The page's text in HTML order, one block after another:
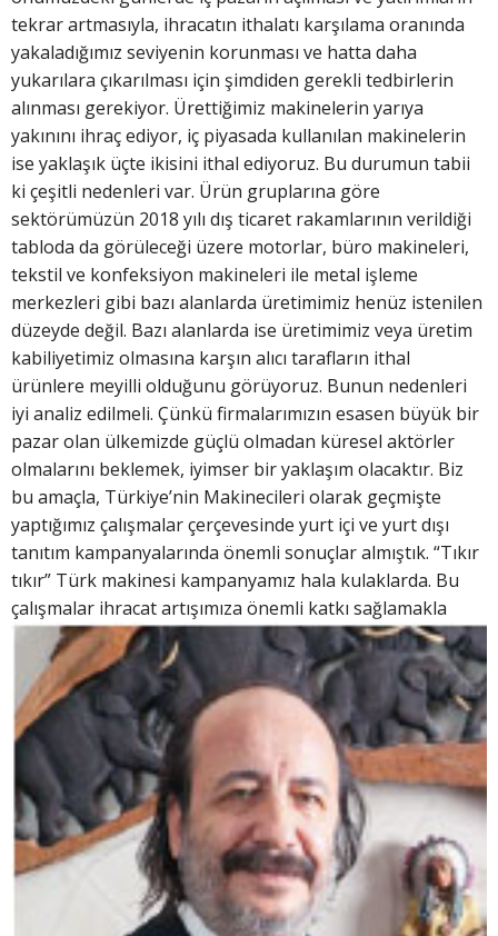
tekrar artmasıyla, ihracatın ithalatı karşılama oranında
yakaladığımız seviyenin korunması ve hatta daha
yukarılara çıkarılması için şimdiden gerekli tedbirlerin
alınması gerekiyor. Ürettiğimiz makinelerin yarıya
yakınını ihraç ediyor, iç piyasada kullanılan makinelerin
ise yaklaşık üçte ikisini ithal ediyoruz. Bu durumun tabii
ki çeşitli nedenleri var. Ürün gruplarına göre
sektörümüzün 2018 yılı dış ticaret rakamlarının verildiği
tabloda da görüleceği üzere motorlar, büro makineleri,
tekstil ve konfeksiyon makineleri ile metal işleme
merkezleri gibi bazı alanlarda üretimimiz henüz istenilen
düzeyde değil. Bazı alanlarda ise üretimimiz veya üretim
kabiliyetimiz olmasına karşın alıcı tarafların ithal
ürünlere meyilli olduğunu görüyoruz. Bunun nedenleri
iyi analiz edilmeli. Çünkü firmalarımızın esasen büyük bir
pazar olan ülkemizde güçlü olmadan küresel aktörler
olmalarını beklemek, iyimser bir yaklaşım olacaktır. Biz
bu amaçla, Türkiye’nin Makinecileri olarak geçmişte
yaptığımız çalışmalar çerçevesinde yurt içi ve yurt dışı
tanıtım kampanyalarında önemli sonuçlar almıştık. “Tıkır
tıkır” Türk makinesi kampanyamız hala kulaklarda. Bu
çalışmalar ihracatartışımıza önemli katkı sağlamakla